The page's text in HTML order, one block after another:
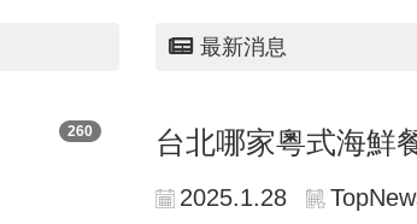
260
最新消息
台北哪家粵式海鮮
2025.1.28